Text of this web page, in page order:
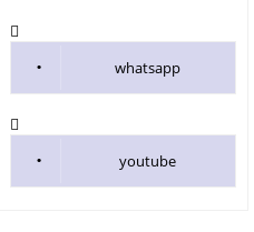
whatsapp
youtube